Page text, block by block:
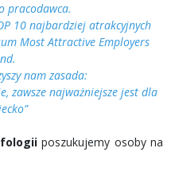
pracodawca.
10 najbardziej atrakcyjnych
Most Attractive Employers
nam zasada:
zawsze najważniejsze jest dla
poszukujemy osoby na